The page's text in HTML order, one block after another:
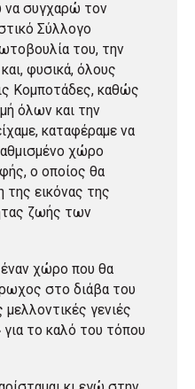
να συγχαρώ τον
Σύλλογο
του, την
φυσικά, όλους
Κομποτάδες, καθώς
όλων και την
καταφέραμε να
χώρο
ο οποίος θα
της εικόνας της
ζωής των
χώρο που θα
στο διάβα του
γενιές
το καλό του τόπου